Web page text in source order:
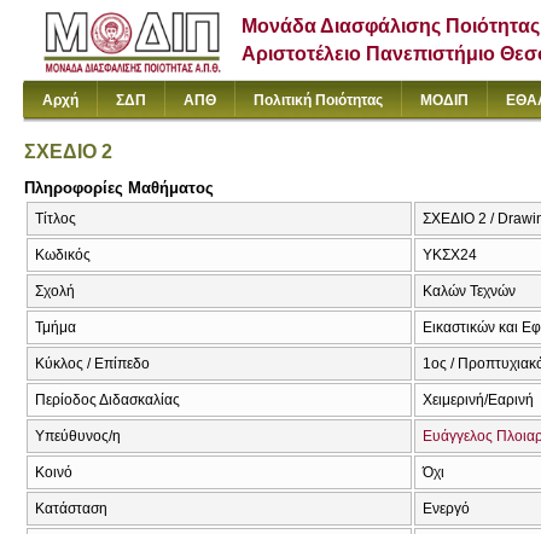
Μονάδα Διασφάλισης Ποιότητας
Αριστοτέλειο Πανεπιστήμιο
Αρχή ΣΔΠ ΑΠΘ Πολιτική Ποιότητας ΜΟΔΙΠ
ΣΧΕΔΙΟ 2
Πληροφορίες Μαθήματος
Τίτλος ΣΧΕΔΙΟ 2 /
Κωδικός ΥΚΣΧ24
Σχολή Καλών Τεχνών
Τμήμα Εικαστικών και
Κύκλος / Επίπεδο 1ος /
Περίοδος Διδασκαλίας Χειμερινή/Εαρινή
Υπεύθυνος/η Ευάγγελος
Κοινό Όχι
Κατάσταση Ενεργό